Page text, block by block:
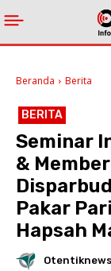
Beranda Berita
BERITA
Seminar
&
Pakar
Hapsah